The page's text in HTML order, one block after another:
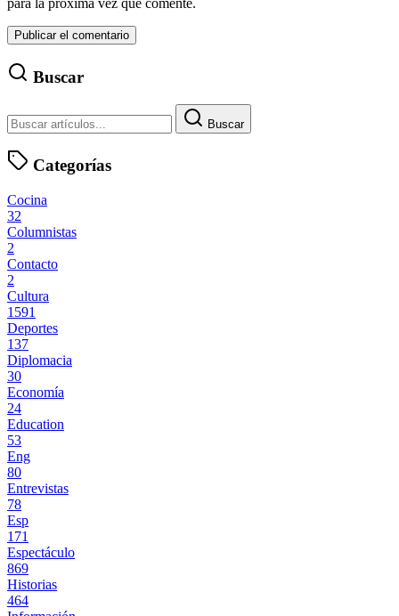
para la próxima vez que comente.
Buscar
Buscar
Categorías
Cocina
32
Columnistas
2
Contacto
2
Cultura
1591
Deportes
137
Diplomacia
30
Economía
24
Education
53
Eng
80
Entrevistas
78
Esp
171
Espectáculo
869
Historias
464